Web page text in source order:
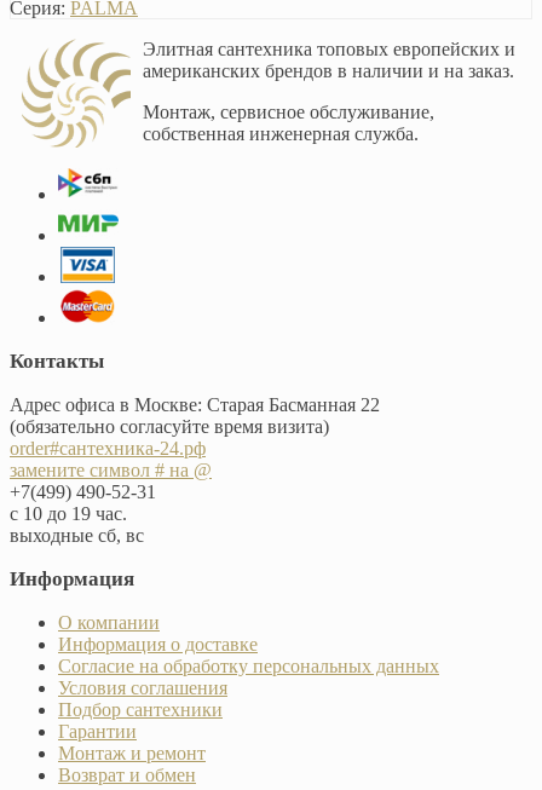
Серия: PALMA
Элитная сантехника топовых европейских и
американских брендов в наличии и на заказ.
Монтаж, сервисное обслуживание,
собственная инженерная служба.
Контакты
Адрес офиса в Москве: Старая Басманная 22
(обязательно согласуйте время визита)
order#сантехника-24.рф
замените символ # на @
+7(499) 490-52-31
с 10 до 19 час.
выходные сб, вс
Информация
О компании
Информация о доставке
Согласие на обработку персональных данных
Условия соглашения
Подбор сантехники
Гарантии
Монтаж и ремонт
Возврат и обмен